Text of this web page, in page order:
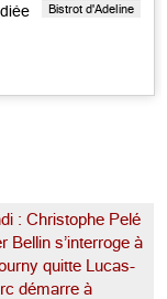
Bistrot d'Adeline
: Christophe Pelé
Bellin s’interroge à
quitte Lucas-
démarre à